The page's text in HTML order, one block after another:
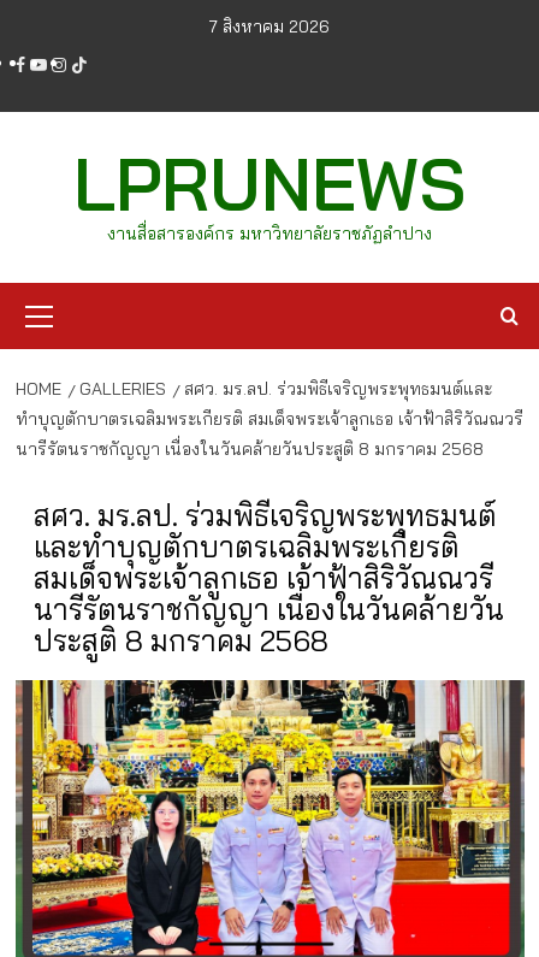
content
7 สิงหาคม 2026
facebook
youtube
instagram
tiktok
LPRUNEWS
งานสื่อสารองค์กร มหาวิทยาลัยราชภัฏลำปาง
Menu
HOME GALLERIES
สศว. มร.ลป. ร่วมพิธีเจริญพระพุทธมนต์และ
ทำบุญตักบาตรเฉลิมพระเกียรติ สมเด็จพระเจ้าลูกเธอ เจ้าฟ้าสิริวัณณวรี
นารีรัตนราชกัญญา เนื่องในวันคล้ายวันประสูติ 8 มกราคม 2568
สศว. มร.ลป. ร่วมพิธีเจริญพระพุทธมนต์
และทำบุญตักบาตรเฉลิมพระเกียรติ
สมเด็จพระเจ้าลูกเธอ เจ้าฟ้าสิริวัณณวรี
นารีรัตนราชกัญญา เนื่องในวันคล้ายวัน
ประสูติ 8 มกราคม 2568